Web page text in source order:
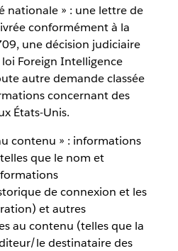
nationale » : une lettre de
conformément à la
une décision judiciaire
Foreign Intelligence
autre demande classée
concernant des
États-Unis.
contenu » : informations
que le nom et
de connexion et les
et autres
au contenu (telles que la
le destinataire des